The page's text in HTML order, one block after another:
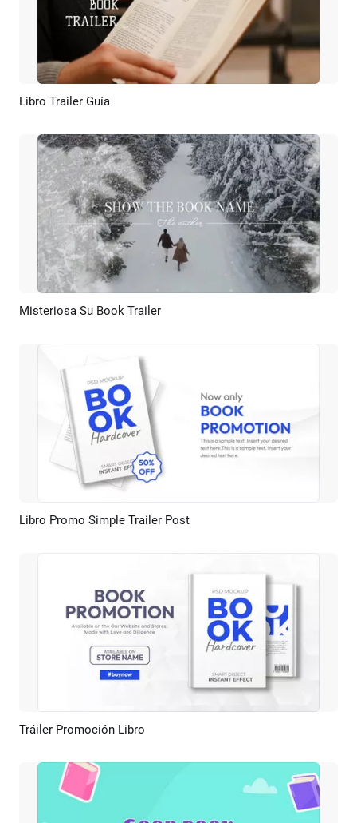
Libro Trailer Guía
Previsualizar
Misteriosa Su Book Trailer
Previsualizar
Libro Promo Simple Trailer Post
Previsualizar
Tráiler Promoción Libro